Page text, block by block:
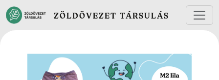
Ugrás a tartalomra
ZÖLDÖVEZET TÁRSULÁS